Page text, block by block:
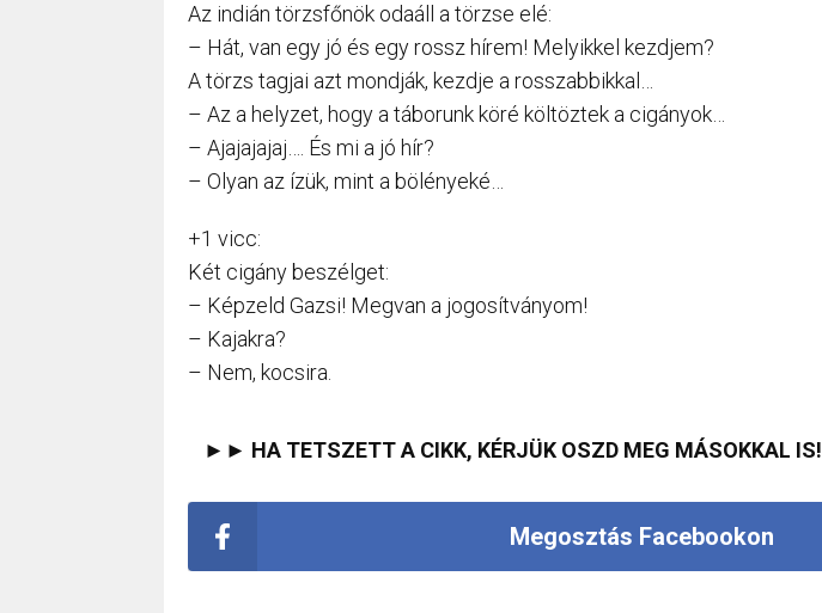
Az indián törzsfőnök odaáll a törzse elé:
– Hát, van egy jó és egy rossz hírem! Melyikkel kezdjem?
A törzs tagjai azt mondják, kezdje a rosszabbikkal…
– Az a helyzet, hogy a táborunk köré költöztek a cigányok…
– Ajajajajaj…. És mi a jó hír?
– Olyan az ízük, mint a bölényeké…
+1 vicc:
Két cigány beszélget:
– Képzeld Gazsi! Megvan a jogosítványom!
– Kajakra?
– Nem, kocsira.
►► HA TETSZETT A CIKK, KÉRJÜK OSZD MEG MÁSOKKAL IS!
Megosztás Facebookon